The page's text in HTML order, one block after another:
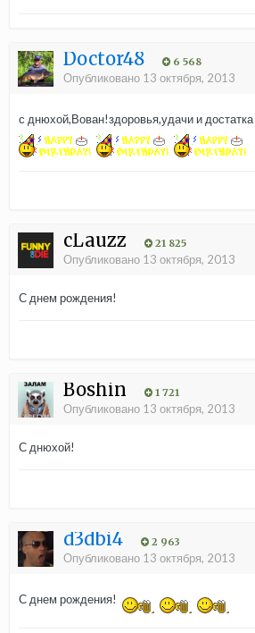
Doctor48 6 568
Опубликовано 13 октября, 2013
с днюхой,Вован!здоровья,удачи и достатка
cLauzz 21 825
Опубликовано 13 октября, 2013
С днем рождения!
Boshin 1 721
Опубликовано 13 октября, 2013
С днюхой!
d3dbi4 2 963
Опубликовано 13 октября, 2013
С днем рождения!